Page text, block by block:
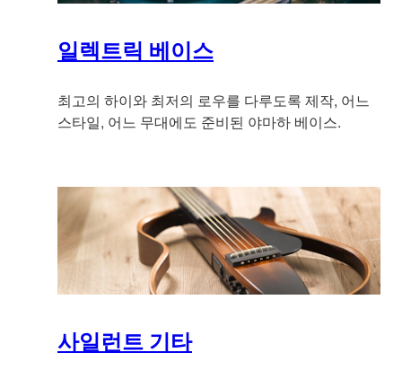
일렉트릭 베이스
최고의 하이와 최저의 로우를 다루도록 제작, 어느
스타일, 어느 무대에도 준비된 야마하 베이스.
사일런트 기타